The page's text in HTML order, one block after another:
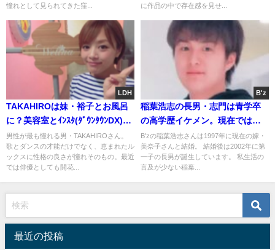
憧れとして見られてきた窪...
に作品の中で存在感を見せ...
LDH
TAKAHIROは妹・裕子とお風呂
に？美容室とｲﾝｽﾀ(ﾀﾞｳﾝﾀｳﾝDX)画
像
男性が最も憧れる男・TAKAHIROさん。
歌とダンスの才能だけでなく、恵まれたル
ックスに性格の良さが憧れそのもの。最近
では俳優としても開花...
B'z
稲葉浩志の長男・志門は青学卒
の高学歴イケメン。現在ではフ
ァンも認知
B'zの稲葉浩志さんは1997年に現在の嫁・
美奈子さんと結婚。 結婚後は2002年に第
一子の長男が誕生しています。 私生活の
言及が少ない稲葉...
最近の投稿